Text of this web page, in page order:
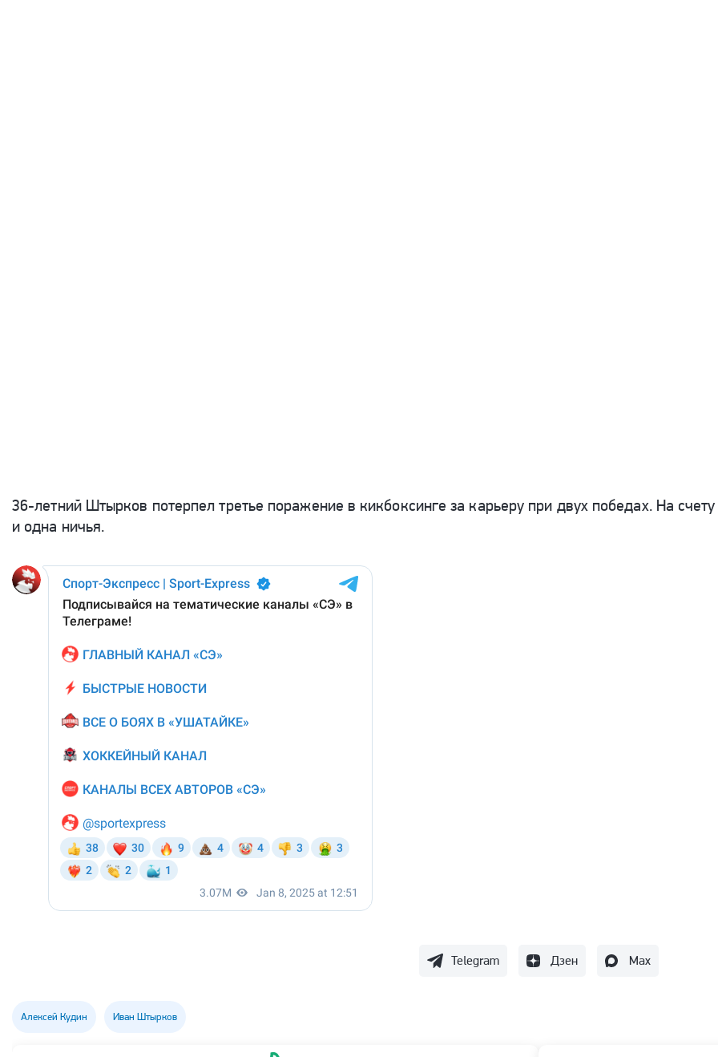
36-летний Штырков потерпел третье поражение в кикбоксинге за карьеру при двух победах. На
и одна ничья.
Telegram Дзен Max
Алексей Кудин Иван Штырков